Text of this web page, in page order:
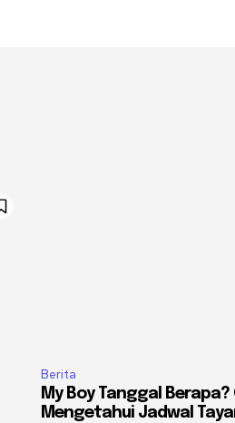
Berita
My Boy Tanggal Berapa?
Mengetahui Jadwal